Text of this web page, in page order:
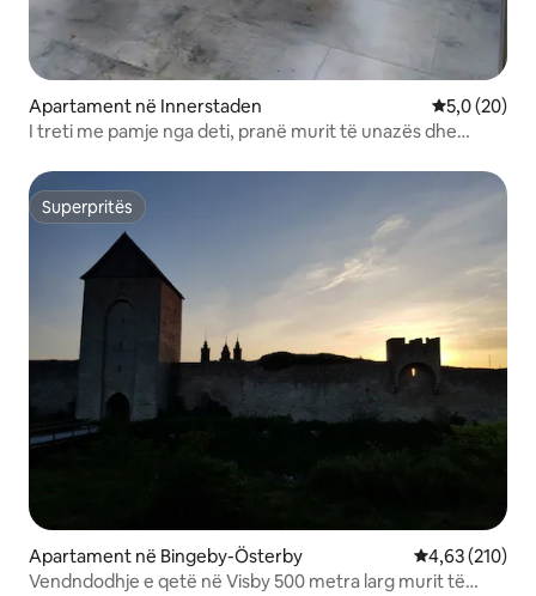
Apartament në Innerstaden Vlerësimi
5,0 (20)
I treti me pamje nga deti, pranë murit të unazës dhe
Superpritës
Superpritës
Apartament në Bingeby-Österby Vlerësimi
4,63 (210)
Vendndodhje e qetë në Visby 500 metra larg murit të